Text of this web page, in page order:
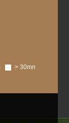
> 30mn